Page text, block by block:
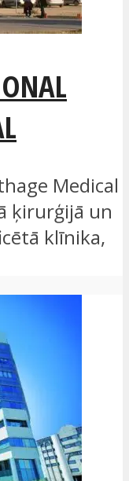
Medical
ķirurģijā un
klīnika,